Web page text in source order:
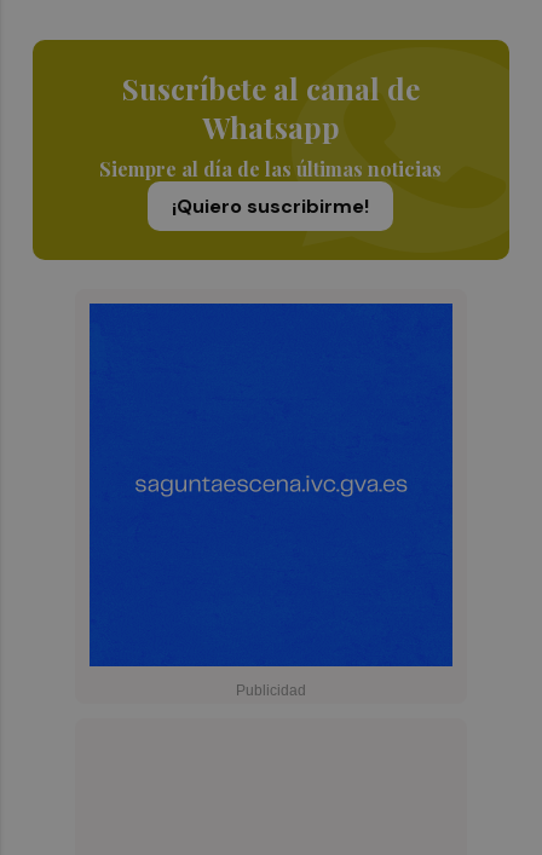
Suscríbete al canal de
Whatsapp
Siempre al día de las últimas noticias
¡Quiero suscribirme!